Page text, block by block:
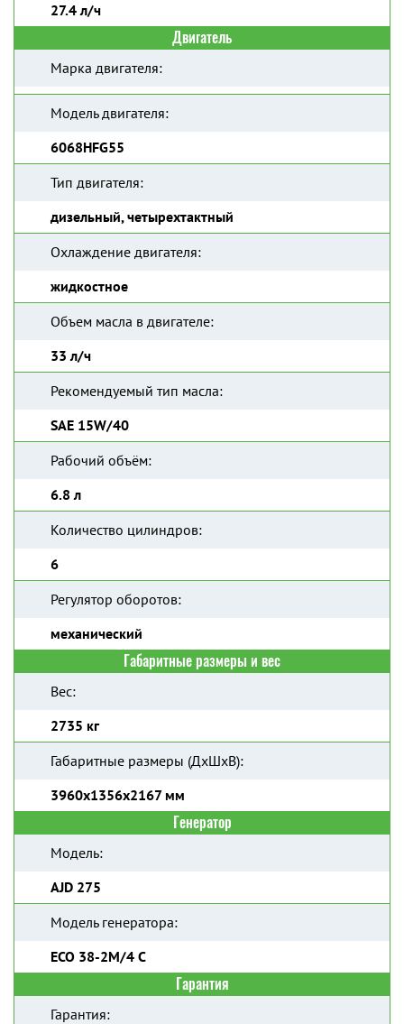
27.4 л/ч
Двигатель
Марка двигателя:
Модель двигателя:
6068HFG55
Тип двигателя:
дизельный, четырехтактный
Охлаждение двигателя:
жидкостное
Объем масла в двигателе:
33 л/ч
Рекомендуемый тип масла:
SAE 15W/40
Рабочий объём:
6.8 л
Количество цилиндров:
6
Регулятор оборотов:
механический
Габаритные размеры и вес
Вес:
2735 кг
Габаритные размеры (ДхШхВ):
3960x1356x2167 мм
Генератор
Модель:
AJD 275
Модель генератора:
ECO 38-2M/4 C
Гарантия
Гарантия: